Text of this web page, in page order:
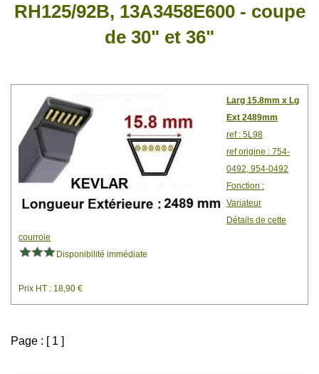
RH125/92B, 13A3458E600 - coupe
de 30" et 36"
Larg 15.8mm x Lg
Ext 2489mm
ref : 5L98
ref origine : 754-
0492, 954-0492
Fonction :
Variateur
Détails de cette
courroie
Disponibilité immédiate
Prix HT : 18,90 €
Page : [ 1 ]